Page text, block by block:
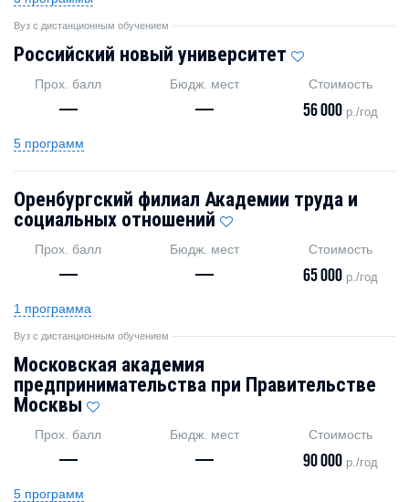
Вуз с дистанционным обучением
Российский новый университет
Прох. балл
—
Бюдж. мест
—
Стоимость
56 000 р./год
5 программ
Оренбургский филиал Академии труда и
социальных отношений
Прох. балл
—
Бюдж. мест
—
Стоимость
65 000 р./год
1 программа
Вуз с дистанционным обучением
Московская академия
предпринимательства при Правительстве
Москвы
Прох. балл
—
Бюдж. мест
—
Стоимость
90 000 р./год
5 программ